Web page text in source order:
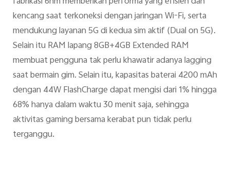
kencang saat terkoneksi dengan jaringan Wi-Fi, serta
mendukung layanan 5G di kedua sim aktif (Dual on 5G).
Selain itu RAM lapang 8GB+4GB Extended RAM
membuat pengguna tak perlu khawatir adanya lagging
saat bermain gim. Selain itu, kapasitas baterai 4200 mAh
dengan 44W FlashCharge dapat mengisi dari 1% hingga
68% hanya dalam waktu 30 menit saja, sehingga
aktivitas gaming bersama kerabat pun tidak perlu
terganggu.